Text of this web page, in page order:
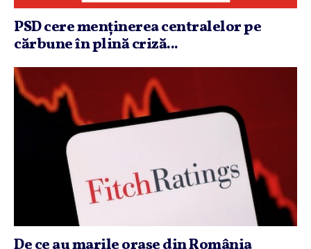
PSD cere menţinerea centralelor pe
cărbune în plină criză...